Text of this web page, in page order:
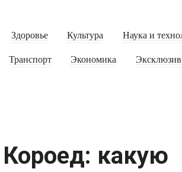
Здоровье Культура Наука и
Транспорт Экономика Эксклюзив
какую